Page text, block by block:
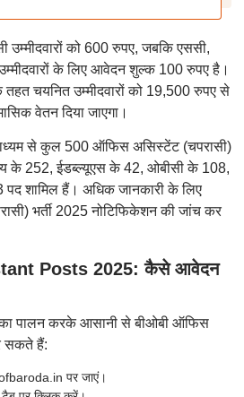
उम्मीदवारों को 600 रुपए, जबकि एससी,
के लिए आवेदन शुल्क 100 रुपए है।
तहत चयनित उम्मीदवारों को 19,500 रुपए से
वेतन दिया जाएगा।
से कुल 500 ऑफिस असिस्टेंट (चपरासी)
के 252, ईडब्ल्यूएस के 42, ओबीसी के 108,
शामिल हैं। अधिक जानकारी के लिए
भर्ती 2025 नोटिफिकेशन की जांच कर
Posts 2025: कैसे आवेदन
का पालन करके आसानी से बीओबी ऑफिस
सकते हैं:
पर जाएं।